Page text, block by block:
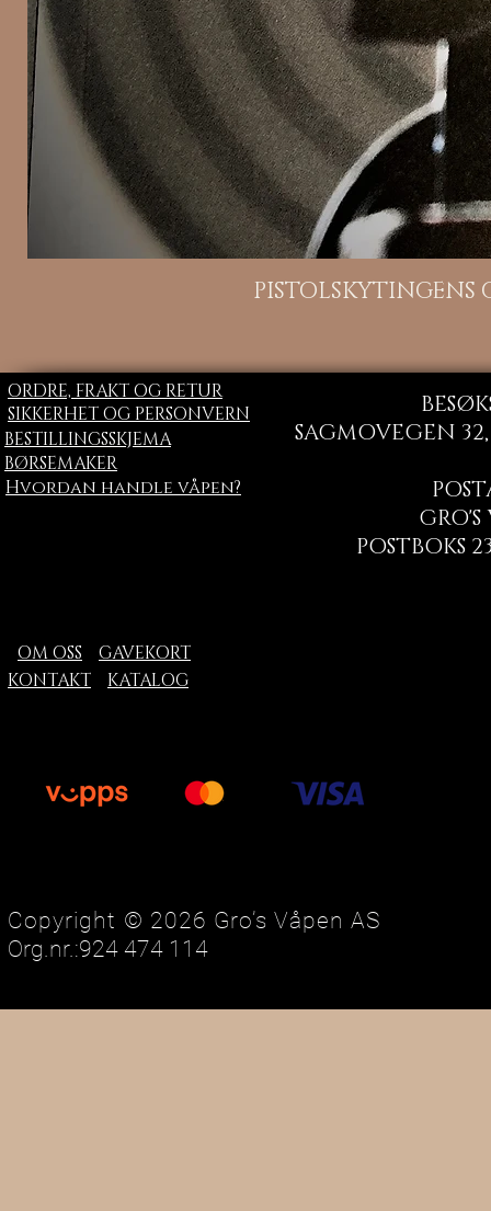
ORDRE, FRAKT OG RETUR
SIKKERHET OG PERSONVERN
BESTILLINGSSKJEMA
BØRSEMAKER
SAGMOVEGEN
GRO'S
POSTBOKS
Hvordan handle våpen?
OM OSS
GAVEKORT
KONTAKT
KATALOG
Copyright © 2026 Gro’s Våpen AS
Org.nr.:924 474 114